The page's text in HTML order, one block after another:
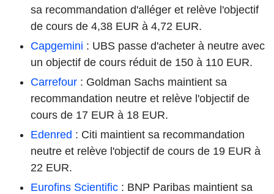
sa recommandation d'alléger et relève l'objectif
de cours de 4,38 EUR à 4,72 EUR.
Capgemini : UBS passe d'acheter à neutre avec
un objectif de cours réduit de 150 à 110 EUR.
Carrefour : Goldman Sachs maintient sa
recommandation neutre et relève l'objectif de
cours de 17 EUR à 18 EUR.
Edenred : Citi maintient sa recommandation
neutre et relève l'objectif de cours de 19 EUR à
22 EUR.
Eurofins Scientific : BNP Paribas maintient sa